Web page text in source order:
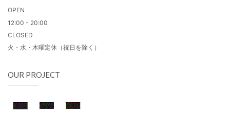
OPEN
12:00 - 20:00
CLOSED
火・水・木曜定休（祝日を除く）
OUR PROJECT